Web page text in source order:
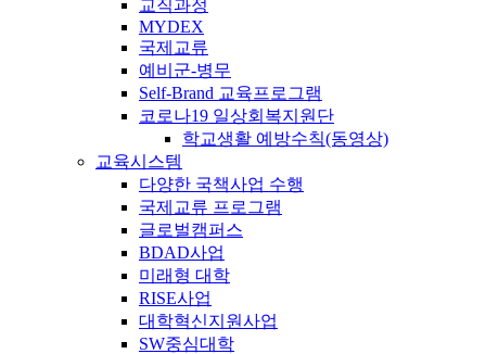
교직과정
MYDEX
국제교류
예비군-병무
Self-Brand 교육프로그램
코로나19 일상회복지원단
학교생활 예방수칙(동영상)
교육시스템
다양한 국책사업 수행
국제교류 프로그램
글로벌캠퍼스
BDAD사업
미래형 대학
RISE사업
대학혁신지원사업
SW중심대학